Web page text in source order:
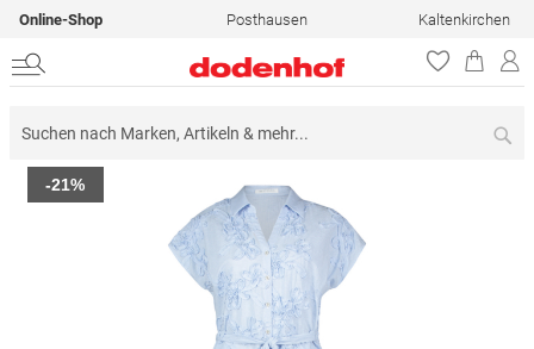
Online-Shop Posthausen Kaltenkirchen
Zum
Ende
-21%